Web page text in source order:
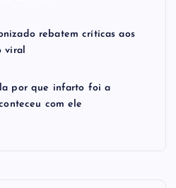
rebatem críticas ​a​os
viral
por que infarto foi a
com ele